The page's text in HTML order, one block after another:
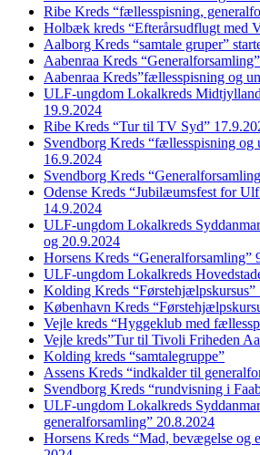
Ribe Kreds “fællesspisning,
Holbæk kreds “Efterårsudflugt med
Aalborg Kreds “samtale gruper”
Aabenraa Kreds
Aabenraa Kreds”fællesspisning og
ULF-ungdom Lokalkreds
19.9.2024
Ribe Kreds “Tur til TV Syd”
Svendborg Kreds “fællesspisning og
16.9.2024
Svendborg Kreds
Odense Kreds “Jubilæumsfest for
14.9.2024
ULF-ungdom Lokalkreds
og 20.9.2024
Horsens Kreds “Generalforsamling”
ULF-ungdom Lokalkreds
Kolding Kreds “Førstehjælpskursus”
København Kreds
Vejle kreds “Hyggeklub med
Vejle kreds”Tur til Tivoli Friheden
Kolding kreds “samtalegruppe”
Assens Kreds “indkalder til
Svendborg Kreds “rundvisning i
ULF-ungdom Lokalkreds
generalforsamling” 20.8.2024
Horsens Kreds “Mad, bevægelse og